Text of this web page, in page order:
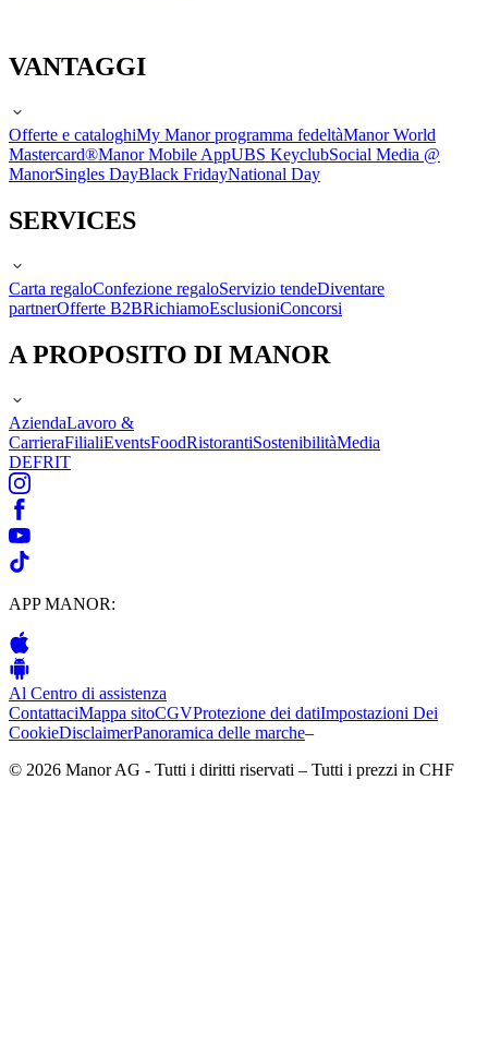
VANTAGGI
Offerte e cataloghiMy Manor programma fedeltàManor World
Mastercard®Manor Mobile AppUBS KeyclubSocial Media @
ManorSingles DayBlack FridayNational Day
SERVICES
Carta regaloConfezione regaloServizio tendeDiventare
partnerOfferte B2BRichiamoEsclusioniConcorsi
A PROPOSITO DI MANOR
AziendaLavoro &
CarrieraFilialiEventsFoodRistorantiSostenibilitàMedia
DEFRIT
APP MANOR:
Al Centro di assistenza
ContattaciMappa sitoCGVProtezione dei datiImpostazioni Dei
CookieDisclaimerPanoramica delle marche–
© 2026 Manor AG - Tutti i diritti riservati – Tutti i prezzi in CHF